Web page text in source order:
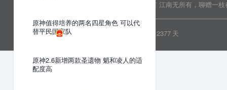
原神值得培养的两名四星角色 可以代
替平民国家队
原神2.6新增两款圣遗物 魈和凌人的适
配度高
Copyright © 2022 乐分享 版权所有 江南无所有，聊赠一枝
粤ICP备19081718号 2377 天